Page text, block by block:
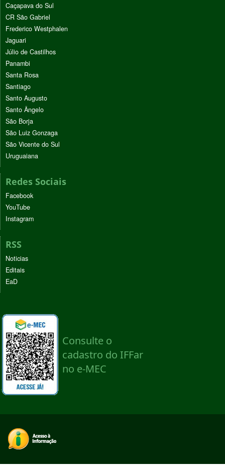
Caçapava do Sul
CR São Gabriel
Frederico Westphalen
Jaguari
Júlio de Castilhos
Panambi
Santa Rosa
Santiago
Santo Augusto
Santo Ângelo
São Borja
São Luiz Gonzaga
São Vicente do Sul
Uruguaiana
Redes Sociais
Facebook
YouTube
Instagram
RSS
Noticias
Editais
EaD